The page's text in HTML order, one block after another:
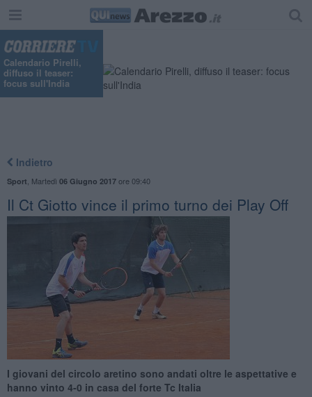
Calendario Pirelli,
diffuso il teaser:
focus sull'India
Indietro
Sport Martedì 06 Giugno 2017ore 09:40
Il Ct Giotto vince il primo turno dei Play Off
I giovani del circolo aretino sono andati oltre le aspettative e
hanno vinto 4-0 in casa del forte Tc Italia